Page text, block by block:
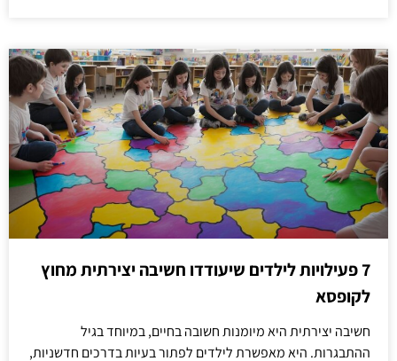
7 פעילויות לילדים שיעודדו חשיבה יצירתית מחוץ
לקופסא
חשיבה יצירתית היא מיומנות חשובה בחיים, במיוחד בגיל
ההתבגרות. היא מאפשרת לילדים לפתור בעיות בדרכים חדשניות,